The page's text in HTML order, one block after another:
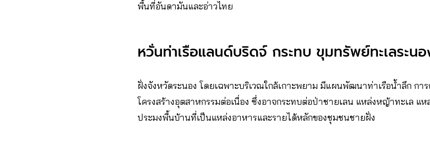
พื้นที่อันดามันและอ่าวไทย
หวั่นท่าเรือแลนด์บริดจ์ กระทบ ขุมทรัพย์ทะเลระน
ฝั่งจังหวัดระนอง โดยเฉพาะบริเวณใกล้เกาะพยาม มีแผนพัฒนาท่าเรือน้ำลึก กา
โครงสร้างอุตสาหกรรมต่อเนื่อง ซึ่งอาจกระทบต่อป่าชายเลน แหล่งหญ้าทะเล แ
ประมงพื้นบ้านที่เป็นแหล่งอาหารและรายได้หลักของชุมชนชายฝั่ง